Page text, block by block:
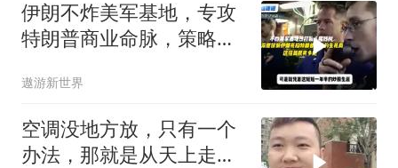
伊朗不炸美军基地，专攻
特朗普商业命脉，策略高
遨游新世界
空调没地方放，只有一个
办法，那就是从天上走，